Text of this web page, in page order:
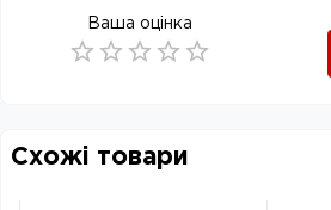
Ваша оцінка
Схожі товари